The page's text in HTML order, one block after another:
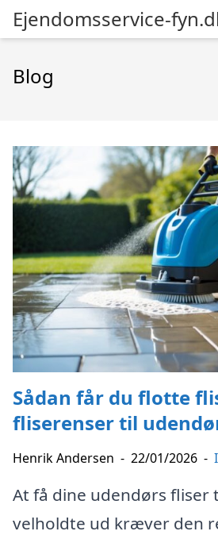
Ejendomsservice-
Blog
Sådan får du flotte
fliserenser til
Henrik Andersen - 22/01/2026 -
At få dine udendørs fliser
velholdte ud kræver den